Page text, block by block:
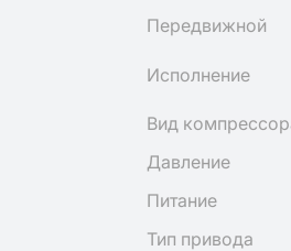
Передвижной
Исполнение
Вид
Давление
Питание
Тип привода